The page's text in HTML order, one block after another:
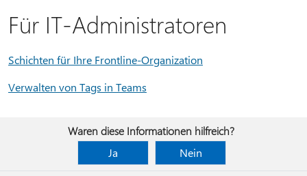
Für IT-Administratoren
Schichten für Ihre Frontline-Organization
Verwalten von Tags in Teams
Waren diese Informationen hilfreich?
Ja
Nein